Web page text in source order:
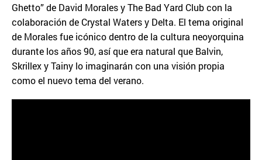
Ghetto” de David Morales y The Bad Yard Club con la
colaboración de Crystal Waters y Delta. El tema original
de Morales fue icónico dentro de la cultura neoyorquina
durante los años 90, así que era natural que Balvin,
Skrillex y Tainy lo imaginarán con una visión propia
como el nuevo tema del verano.